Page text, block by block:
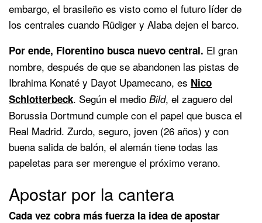
embargo, el brasileño es visto como el futuro líder de
los centrales cuando Rüdiger y Alaba dejen el barco.
Por ende, Florentino busca nuevo central. El gran
nombre, después de que se abandonen las pistas de
Ibrahima Konaté y Dayot Upamecano, es Nico
Schlotterbeck. Según el medio Bild, el zaguero del
Borussia Dortmund cumple con el papel que busca el
Real Madrid. Zurdo, seguro, joven (26 años) y con
buena salida de balón, el alemán tiene todas las
papeletas para ser merengue el próximo verano.
Apostar por la cantera
Cada vez cobra más fuerza la idea de apostar